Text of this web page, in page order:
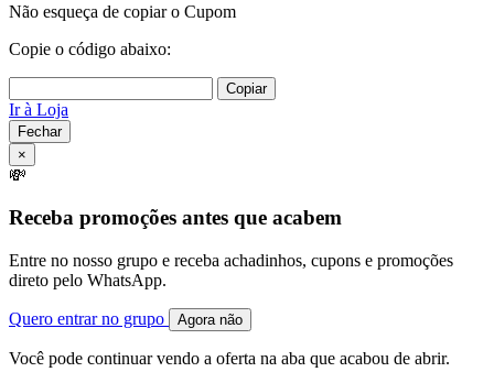
Não esqueça de copiar o Cupom
Copie o código abaixo:
Copiar
Ir à Loja
Fechar
×
💸
Receba promoções antes que acabem
Entre no nosso grupo e receba achadinhos, cupons e promoções
direto pelo WhatsApp.
Quero entrar no grupo Agora não
Você pode continuar vendo a oferta na aba que acabou de abrir.